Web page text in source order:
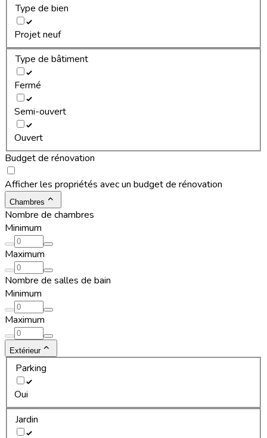
Type de bien
Projet neuf
Type de bâtiment
Fermé
Semi-ouvert
Ouvert
Budget de rénovation
Afficher les propriétés avec un budget de rénovation
Chambres
Nombre de chambres
Minimum
Maximum
Nombre de salles de bain
Minimum
Maximum
Extérieur
Parking
Oui
Jardin